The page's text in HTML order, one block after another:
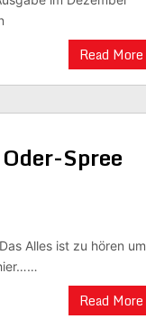
Read More
Spree
Alles ist zu hören um
Read More